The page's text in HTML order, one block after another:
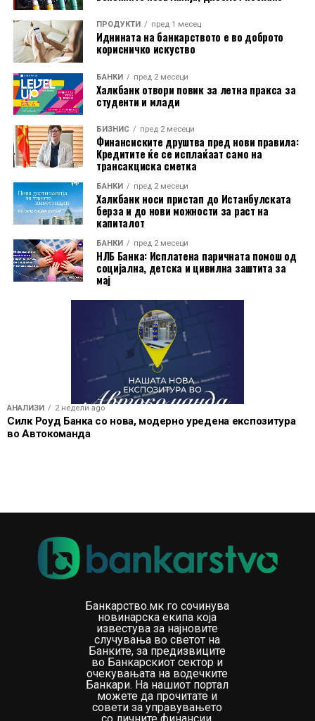
Во пакетот е вклучена и асистенција на пат за Европа
преку Халк Осигурување.
електронско и мобилно банкарство, бесплатно СМС
информирање, како и можност за повлекување
готовина без надомест од сите банкомати во земјата.
Со овие поволности, Mastercard World Debit е
насочена кон корисници кои бараат дополнителни
банкарско работење.
ПРОДУКТИ пред 1 месец
Иднината на банкарството е во доброто
корисничко искуство
БАНКИ пред 2 месеци
Халкбанк отвори повик за летна пракса за
студенти и млади
БИЗНИС пред 2 месеци
Финансиските друштва пред нови правила:
Кредитите ќе се исплаќаат само на
трансакциска сметка
БАНКИ пред 2 месеци
Халкбанк носи пристап до Истанбулската
берза и до нови можности за раст на
капиталот
БАНКИ пред 2 месеци
НЛБ Банка: Исплатена паричната помош од
социјална, детска и цивилна заштита за
мај
АНАЛИЗИ 2 недели ago
Силк Роуд Банка со нова, модерно уредена експозитура
во Автокоманда
Банкарство.мк го сочинува
новинарска екипа која
известува за најновите
случувања во светот на
Банките, за предизвиците
во Банкарскиот сектор и
очекувањата на водечките
Банкари. На нашиот портал
можете да прочитате и
совети за управувањето